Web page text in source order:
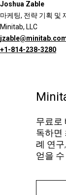
Joshua Zable
마케팅, 전략 기획 및
Minitab, LLC
+1-814-238-3280
무료로
독하면
례 연
얻을